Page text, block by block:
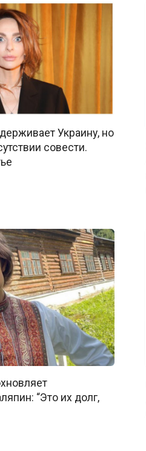
Украину, но
совести.
“Это их долг,